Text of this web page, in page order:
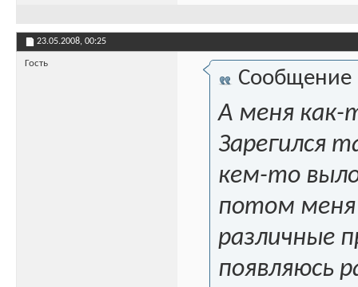
23.05.2008, 00:25
Гость
Сообщение
А меня как-
Зарегился
кем-то
потом меня
различные
появляюсь